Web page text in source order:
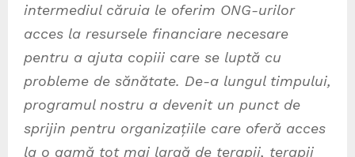
intermediul căruia le oferim ONG-urilor
acces la resursele financiare necesare
pentru a ajuta copiii care se luptă cu
probleme de sănătate. De-a lungul timpului,
programul nostru a devenit un punct de
sprijin pentru organizațiile care oferă acces
la o gamă tot mai largă de terapii, terapii